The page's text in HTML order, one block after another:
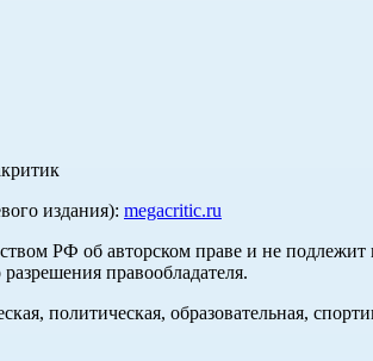
издания): megacritic.ru
РФ об авторском праве и не
правообладателя.
образовательная,